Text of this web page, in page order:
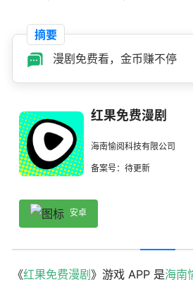
摘要
漫剧免费看，金币赚不停
红果免费漫剧
海南愉阅科技有限公司
备案号：待更新
安卓
《红果免费漫剧》游戏 APP 是海南